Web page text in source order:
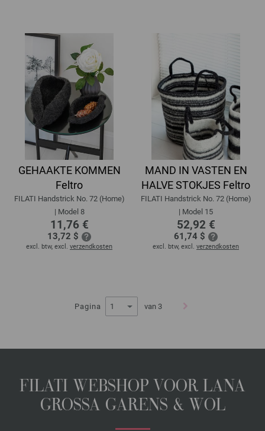
GEHAAKTE KOMMEN
Feltro
FILATI Handstrick No. 72 (Home)
| Model 8
11,76 €
13,72 $
excl. btw, excl. verzendkosten
MAND IN VASTEN EN
HALVE STOKJES Feltro
FILATI Handstrick No. 72 (Home)
| Model 15
52,92 €
61,74 $
excl. btw, excl. verzendkosten
Pagina van 3
FILATI WEBSHOP VOOR LANA
GROSSA GARENS & WOL